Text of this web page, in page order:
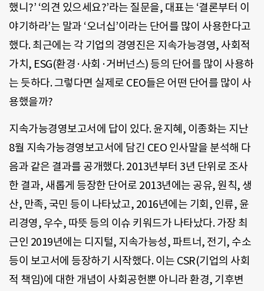
했니?’ ‘의견 있으세요?’라는 질문을, 대표는 ‘결론부터 이
야기하라’는 말과 ‘오너십’이라는 단어를 많이 사용한다고
했다. 최근에는 각 기업의 경영진은 지속가능경영, 사회적
가치, ESG(환경·사회·거버넌스) 등의 단어를 많이 사용하
는 듯하다. 그렇다면 실제로 CEO들은 어떤 단어를 많이 사
용했을까?
지속가능경영보고서에 답이 있다. 윤지혜, 이종화는 지난
8월 지속가능경영보고서에 담긴 CEO 인사말을 분석해 다
음과 같은 결과를 공개했다. 2013년부터 3년 단위로 조사
한 결과, 새롭게 등장한 단어로 2013년에는 공유, 원칙, 생
산, 만족, 국민 등이 나타났고, 2016년에는 기회, 인류, 윤
리경영, 우수, 따뜻 등의 이슈 키워드가 나타났다. 가장 최
근인 2019년에는 디지털, 지속가능성, 파트너, 전기, 수소
등이 보고서에 등장하기 시작했다. 이는 CSR(기업의 사회
적 책임)에 대한 개념이 사회공헌뿐 아니라 환경, 기후변